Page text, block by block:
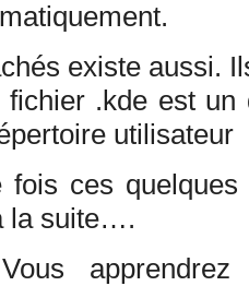
existe aussi.
.kde est un
utilisateur
fois ces
la suite….